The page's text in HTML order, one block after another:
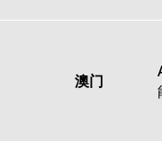
澳门